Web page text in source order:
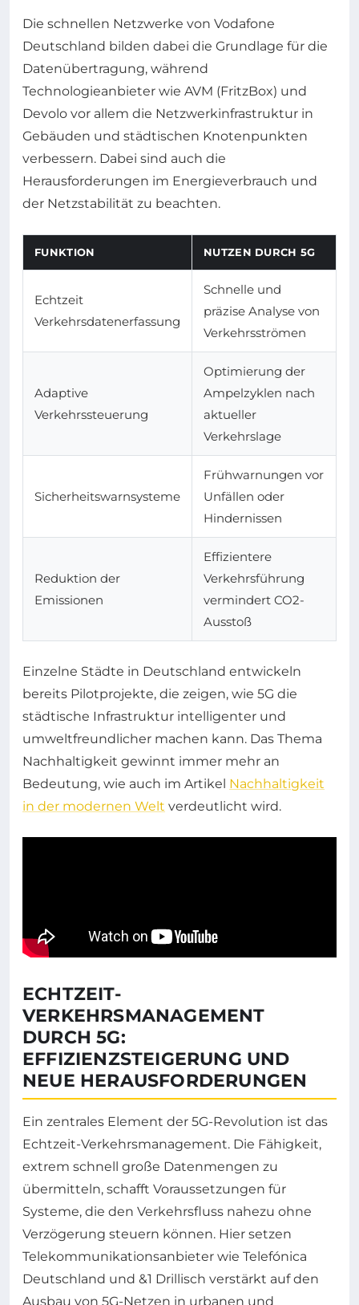
Die schnellen Netzwerke von Vodafone
Deutschland bilden dabei die Grundlage für die
Datenübertragung, während
Technologieanbieter wie AVM (FritzBox) und
Devolo vor allem die Netzwerkinfrastruktur in
Gebäuden und städtischen Knotenpunkten
verbessern. Dabei sind auch die
Herausforderungen im Energieverbrauch und
der Netzstabilität zu beachten.
FUNKTION NUTZEN DURCH 5G
Echtzeit
Verkehrsdatenerfassung
Schnelle und
präzise Analyse von
Verkehrsströmen
Adaptive
Verkehrssteuerung
Optimierung der
Ampelzyklen nach
aktueller
Verkehrslage
Sicherheitswarnsysteme
Frühwarnungen vor
Unfällen oder
Hindernissen
Reduktion der
Emissionen
Effizientere
Verkehrsführung
vermindert CO2-
Ausstoß
Einzelne Städte in Deutschland entwickeln
bereits Pilotprojekte, die zeigen, wie 5G die
städtische Infrastruktur intelligenter und
umweltfreundlicher machen kann. Das Thema
Nachhaltigkeit gewinnt immer mehr an
Bedeutung, wie auch im Artikel Nachhaltigkeit
in der modernen Welt verdeutlicht wird.
ECHTZEIT-
VERKEHRSMANAGEMENT
DURCH 5G:
EFFIZIENZSTEIGERUNG UND
NEUE HERAUSFORDERUNGEN
Ein zentrales Element der 5G-Revolution ist das
Echtzeit-Verkehrsmanagement. Die Fähigkeit,
extrem schnell große Datenmengen zu
übermitteln, schafft Voraussetzungen für
Systeme, die den Verkehrsfluss nahezu ohne
Verzögerung steuern können. Hier setzen
Telekommunikationsanbieter wie Telefónica
Deutschland und &1 Drillisch verstärkt auf den
Ausbau von 5G-Netzen in urbanen und